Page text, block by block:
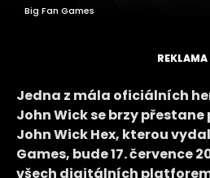
Big Fan Games
REKLAMA
Jedna z mála oficiálních
John Wick se brzy
John Wick Hex, kterou
Games, bude 17. července
všech digitálních